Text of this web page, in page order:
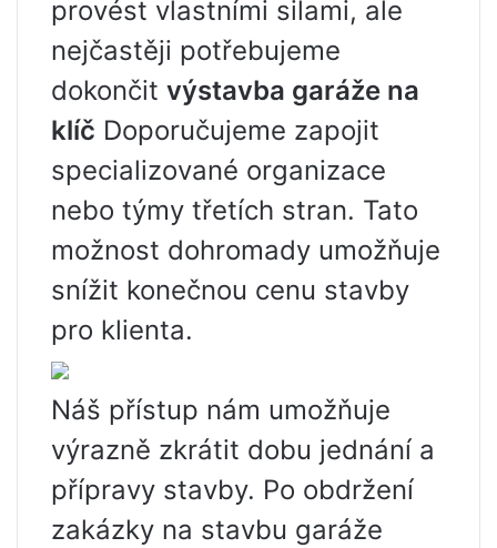
provést vlastními silami, ale
nejčastěji potřebujeme
dokončit výstavba garáže na
klíč Doporučujeme zapojit
specializované organizace
nebo týmy třetích stran. Tato
možnost dohromady umožňuje
snížit konečnou cenu stavby
pro klienta.
Náš přístup nám umožňuje
výrazně zkrátit dobu jednání a
přípravy stavby. Po obdržení
zakázky na stavbu garáže